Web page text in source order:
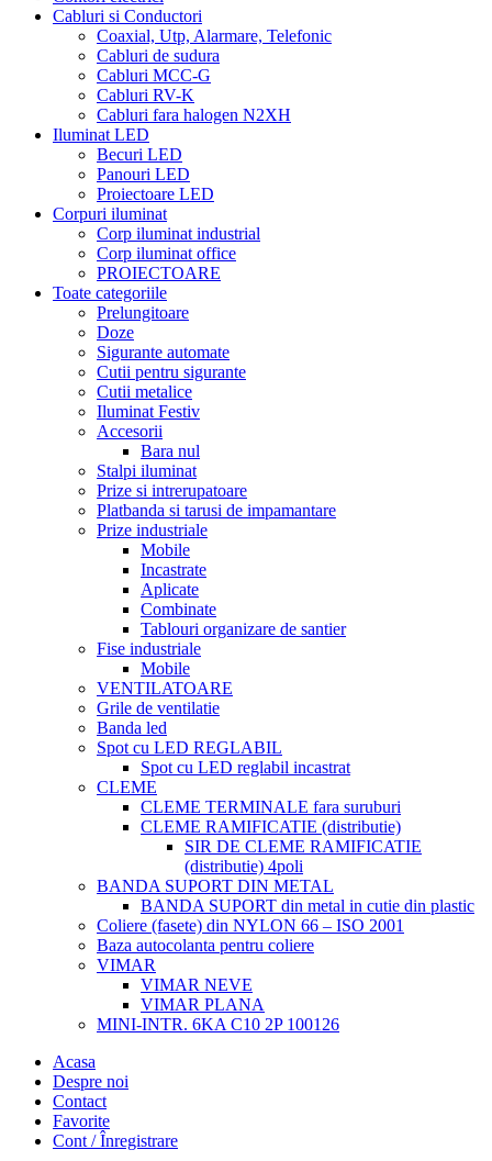
Cabluri si Conductori
Coaxial, Utp, Alarmare, Telefonic
Cabluri de sudura
Cabluri MCC-G
Cabluri RV-K
Cabluri fara halogen N2XH
Iluminat LED
Becuri LED
Panouri LED
Proiectoare LED
Corpuri iluminat
Corp iluminat industrial
Corp iluminat office
PROIECTOARE
Toate categoriile
Prelungitoare
Doze
Sigurante automate
Cutii pentru sigurante
Cutii metalice
Iluminat Festiv
Accesorii
Bara nul
Stalpi iluminat
Prize si intrerupatoare
Platbanda si tarusi de impamantare
Prize industriale
Mobile
Incastrate
Aplicate
Combinate
Tablouri organizare de santier
Fise industriale
Mobile
VENTILATOARE
Grile de ventilatie
Banda led
Spot cu LED REGLABIL
Spot cu LED reglabil incastrat
CLEME
CLEME TERMINALE fara suruburi
CLEME RAMIFICATIE (distributie)
SIR DE CLEME RAMIFICATIE
(distributie) 4poli
BANDA SUPORT DIN METAL
BANDA SUPORT din metal in cutie din plastic
Coliere (fasete) din NYLON 66 – ISO 2001
Baza autocolanta pentru coliere
VIMAR
VIMAR NEVE
VIMAR PLANA
MINI-INTR. 6KA C10 2P 100126
Acasa
Despre noi
Contact
Favorite
Cont / Înregistrare